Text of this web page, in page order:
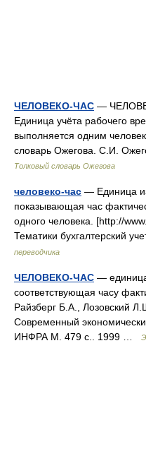
ЧЕЛОВЕКО-ЧАС —
Единица учёта рабочего
выполняется одним
словарь Ожегова. С.И.
Толковый словарь Ожегова
человеко-час — Единица
показывающая час
одного человека. [http://
Тематики бухгалтерский
переводчика
ЧЕЛОВЕКО-ЧАС —
соответствующая часу
Райзберг Б.А., Лозовский
Современный
ИНФРА М. 479 с.. 1999 …